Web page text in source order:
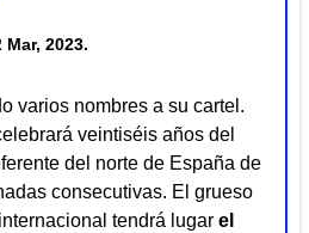
Mar, 2023.
varios nombres a su cartel.
veintiséis años del
del norte de España de
consecutivas. El grueso
tendrá lugar el